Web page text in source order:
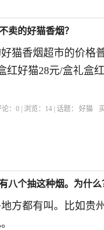
卖的好猫香烟？
猫香烟超市的价格
红好猫28元/盒礼盒
论：0 | 浏览： 14 | 话题： 好猫
八个抽这种烟。为什么
方都有叫。比如贵